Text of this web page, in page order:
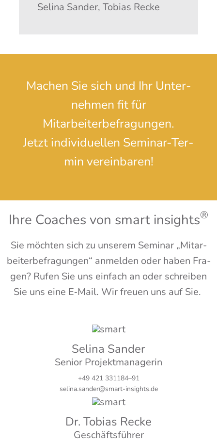
Seli­na San­der, Tobi­as Recke
Machen Sie sich und Ihr Unter­
neh­men fit für
Mitarbeiterbefragungen.
Jetzt indi­vi­du­el­len Semi­nar-Ter­
min vereinbaren!
Ihre Coa­ches von smart insights®
Sie möch­ten sich zu unse­rem Semi­nar „Mit­ar­
bei­ter­be­fra­gun­gen“ anmel­den oder haben Fra­
gen? Rufen Sie uns ein­fach an oder schrei­ben
Sie uns eine E‑Mail. Wir freu­en uns auf Sie.
Seli­na Sander
Seni­or Projektmanagerin
+49 421 331184–91
selina.sander@smart-insights.de
Dr. Tobi­as Recke
Geschäftsführer